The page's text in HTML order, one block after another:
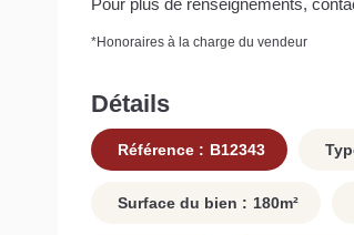
*Honoraires à la charge du vendeur
Détails
Référence : B12343
Surface du bien : 180m²